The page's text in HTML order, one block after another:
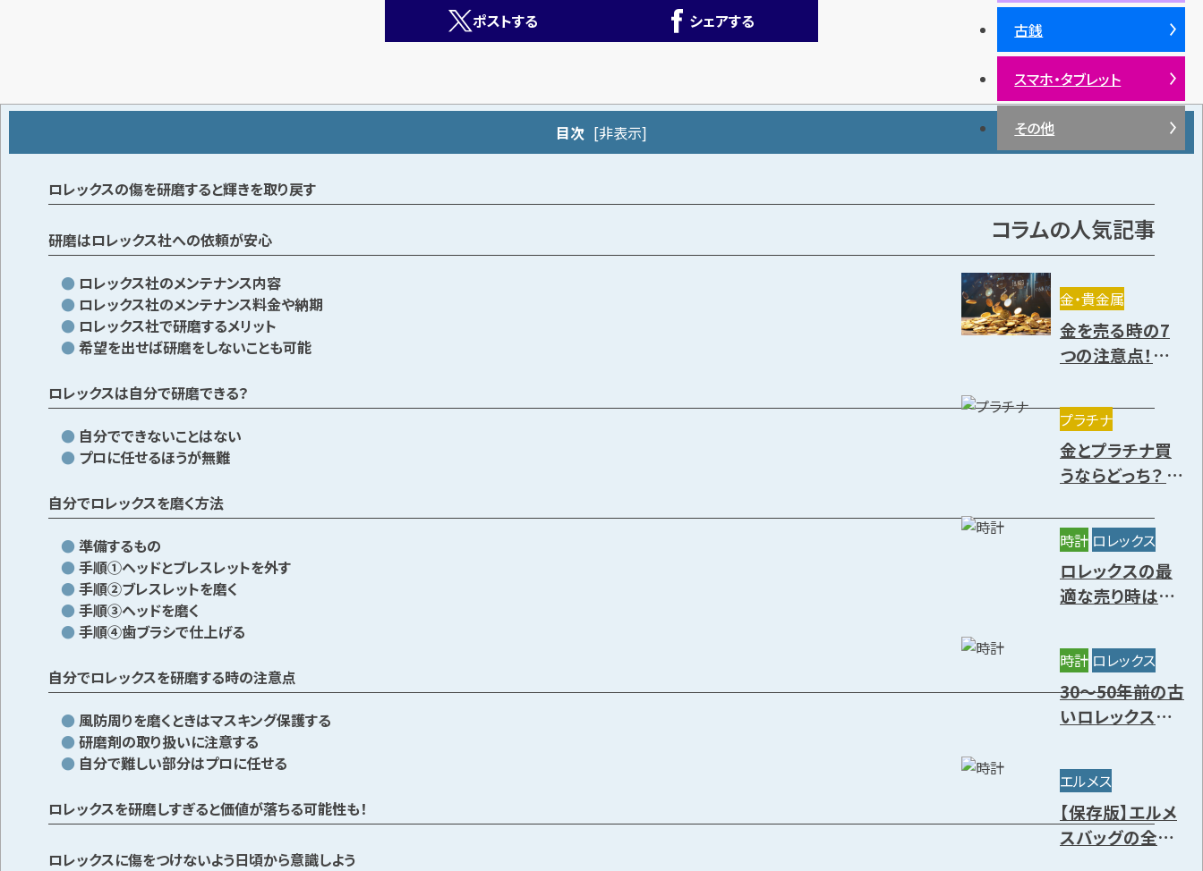
ポストする シェアする
目次 [非表示]
ロレックスの傷を研磨すると輝きを取り戻す
研磨はロレックス社への依頼が安心
ロレックス社のメンテナンス内容
ロレックス社のメンテナンス料金や納期
ロレックス社で研磨するメリット
希望を出せば研磨をしないことも可能
ロレックスは自分で研磨できる？
自分でできないことはない
プロに任せるほうが無難
自分でロレックスを磨く方法
準備するもの
手順➀ヘッドとブレスレットを外す
手順➁ブレスレットを磨く
手順➂ヘッドを磨く
手順④歯ブラシで仕上げる
自分でロレックスを研磨する時の注意点
風防周りを磨くときはマスキング保護する
研磨剤の取り扱いに注意する
自分で難しい部分はプロに任せる
ロレックスを研磨しすぎると価値が落ちる可能性も！
ロレックスに傷をつけないよう日頃から意識しよう
古銭
スマホ・タブレット
その他
コラムの人気記事
金・貴金属
金を売る時の7
つの注意点！売り
きる種類を解説
プラチナ
金とプラチナ買
うならどっち？ 特
い・今後の資産
価値を解説
時計 ロレックス
ロレックスの最
適な売り時はい
と高価買取時期
7選
時計 ロレックス
30～50年前の古
いロレックスに
代別の買取相場
や高価買取のコ
ツ
エルメス
【保存版】エルメ
スバッグの全種